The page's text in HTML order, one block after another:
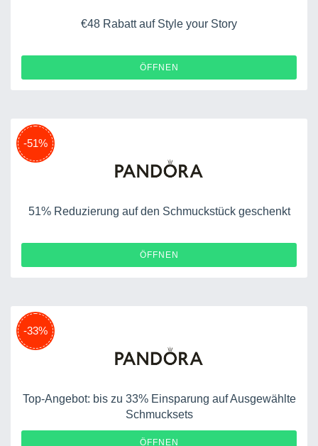
€48 Rabatt auf Style your Story
ÖFFNEN
-51%
51% Reduzierung auf den Schmuckstück geschenkt
ÖFFNEN
-33%
Top-Angebot: bis zu 33% Einsparung auf Ausgewählte
Schmucksets
ÖFFNEN